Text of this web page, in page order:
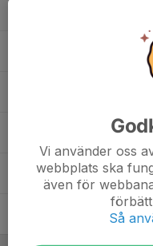
Simon Moritz Nord
Stig Tövik
Teus Bergström
Vi använder oss
webbplats ska
även för
Så